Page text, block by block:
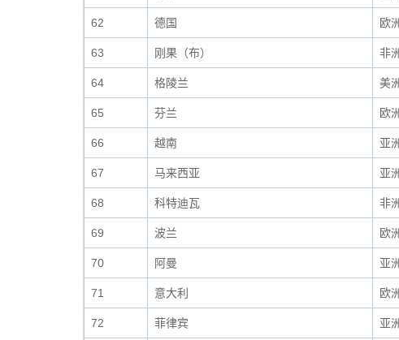
62 德国 欧
63 刚果（布） 非
64 格陵兰 美
65 芬兰 欧
66 越南 亚
67 马来西亚 亚
68 科特迪瓦 非
69 波兰 欧
70 阿曼 亚
71 意大利 欧
72 菲律宾 亚